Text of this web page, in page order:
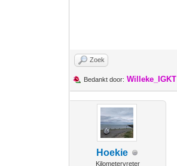
Zoek
Bedankt door: Willeke_IGKT
Hoekie
Kilometervreter